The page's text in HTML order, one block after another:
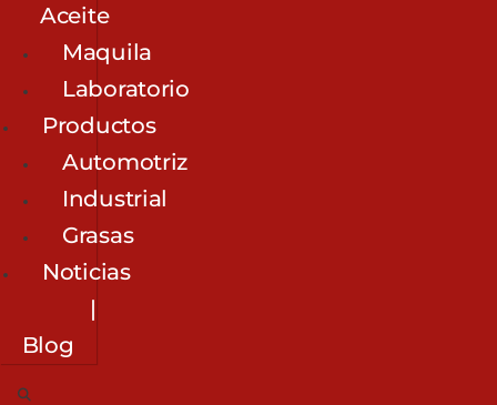
Aceite
Maquila
Laboratorio
Productos
Automotriz
Industrial
Grasas
Noticias
|
Blog